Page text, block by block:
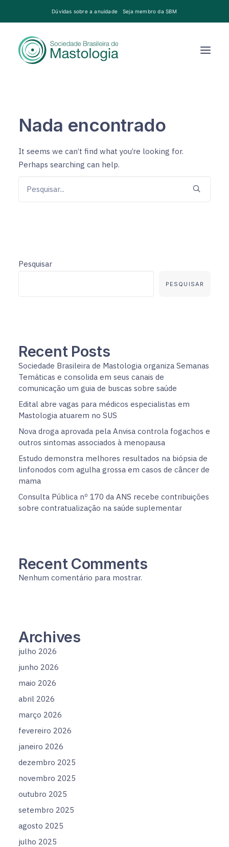
Dúvidas sobre a anuidade Seja membro da SBM
Nada encontrado
It seems we can’t find what you’re looking for.
Perhaps searching can help.
Pesquisar
PESQUISAR
Recent Posts
Sociedade Brasileira de Mastologia organiza Semanas
Temáticas e consolida em seus canais de
comunicação um guia de buscas sobre saúde
Edital abre vagas para médicos especialistas em
Mastologia atuarem no SUS
Nova droga aprovada pela Anvisa controla fogachos e
outros sintomas associados à menopausa
Estudo demonstra melhores resultados na biópsia de
linfonodos com agulha grossa em casos de câncer de
mama
Consulta Pública nº 170 da ANS recebe contribuições
sobre contratualização na saúde suplementar
Recent Comments
Nenhum comentário para mostrar.
Archives
julho 2026
junho 2026
maio 2026
abril 2026
março 2026
fevereiro 2026
janeiro 2026
dezembro 2025
novembro 2025
outubro 2025
setembro 2025
agosto 2025
julho 2025